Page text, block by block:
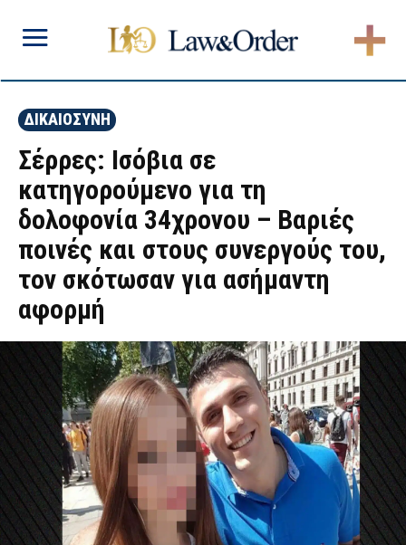
ΔΙΚΑΙΟΣΥΝΗ
Σέρρες: Ισόβια σε
κατηγορούμενο για τη
δολοφονία 34χρονου – Βαριές
ποινές και στους συνεργούς του,
τον σκότωσαν για ασήμαντη
αφορμή